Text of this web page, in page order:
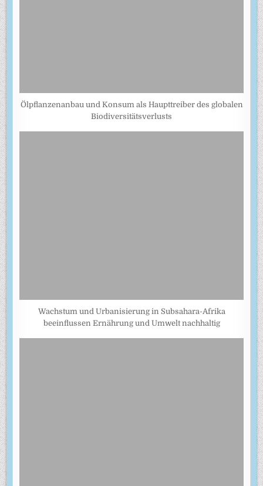
Ölpflanzenanbau und Konsum als Haupttreiber des globalen
Biodiversitätsverlusts
Wachstum und Urbanisierung in Subsahara-Afrika
beeinflussen Ernährung und Umwelt nachhaltig